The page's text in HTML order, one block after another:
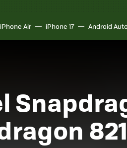
iPhone Air iPhone 17 Android